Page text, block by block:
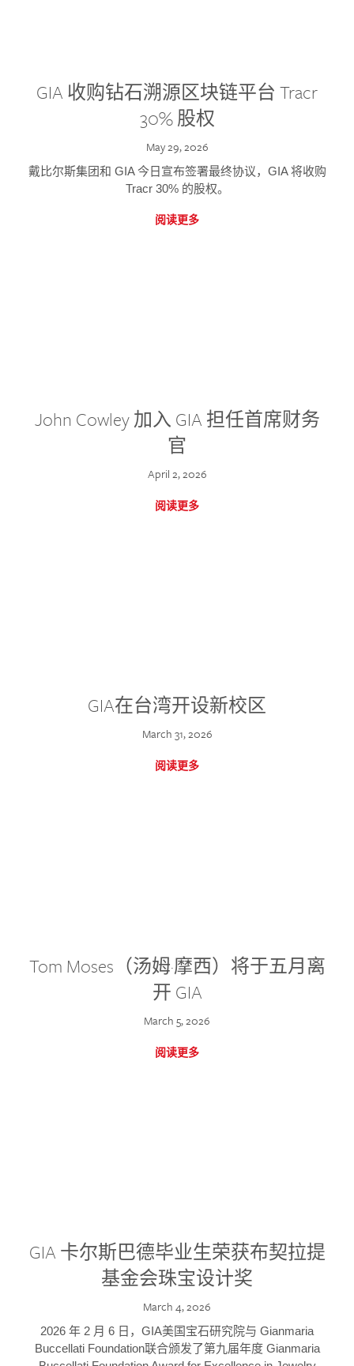
GIA 收购钻石溯源区块链平台 Tracr
30% 股权
May 29, 2026
戴比尔斯集团和 GIA 今日宣布签署最终协议，GIA 将收购
Tracr 30% 的股权。
阅读更多
John Cowley 加入 GIA 担任首席财务
官
April 2, 2026
阅读更多
GIA在台湾开设新校区
March 31, 2026
阅读更多
Tom Moses（汤姆·摩西）将于五月离
开 GIA
March 5, 2026
阅读更多
GIA 卡尔斯巴德毕业生荣获布契拉提
基金会珠宝设计奖
March 4, 2026
2026 年 2 月 6 日，GIA美国宝石研究院与 Gianmaria
Buccellati Foundation联合颁发了第九届年度 Gianmaria